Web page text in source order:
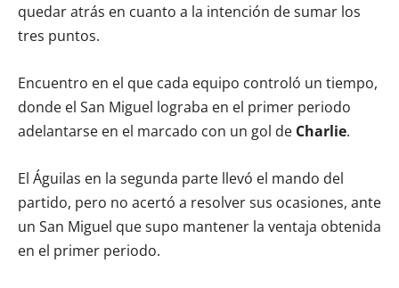
quedar atrás en cuanto a la intención de sumar los
tres puntos.
Encuentro en el que cada equipo controló un tiempo,
donde el San Miguel lograba en el primer periodo
adelantarse en el marcado con un gol de Charlie.
El Águilas en la segunda parte llevó el mando del
partido, pero no acertó a resolver sus ocasiones, ante
un San Miguel que supo mantener la ventaja obtenida
en el primer periodo.